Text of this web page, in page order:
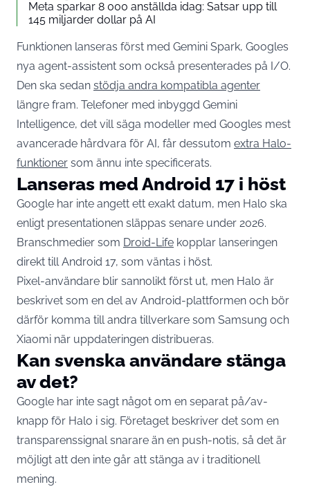
Meta sparkar 8 000 anställda idag: Satsar upp till
145 miljarder dollar på AI
Funktionen lanseras först med Gemini Spark, Googles
nya agent-assistent som också presenterades på I/O.
Den ska sedan stödja andra kompatibla agenter
längre fram. Telefoner med inbyggd Gemini
Intelligence, det vill säga modeller med Googles mest
avancerade hårdvara för AI, får dessutom extra Halo-
funktioner som ännu inte specificerats.
Lanseras med Android 17 i höst
Google har inte angett ett exakt datum, men Halo ska
enligt presentationen släppas senare under 2026.
Branschmedier som Droid-Life kopplar lanseringen
direkt till Android 17, som väntas i höst.
Pixel-användare blir sannolikt först ut, men Halo är
beskrivet som en del av Android-plattformen och bör
därför komma till andra tillverkare som Samsung och
Xiaomi när uppdateringen distribueras.
Kan svenska användare stänga
av det?
Google har inte sagt något om en separat på/av-
knapp för Halo i sig. Företaget beskriver det som en
transparenssignal snarare än en push-notis, så det är
möjligt att den inte går att stänga av i traditionell
mening.